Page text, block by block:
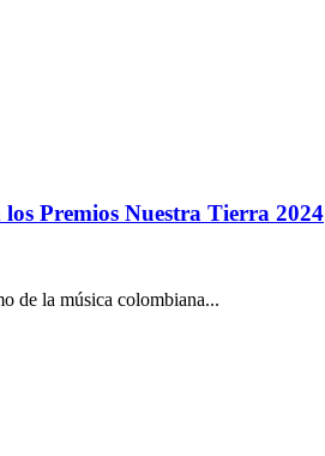
Premios Nuestra Tierra 2024
de la música colombiana...